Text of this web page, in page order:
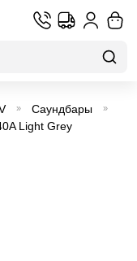
» Саундбары »
Light Grey